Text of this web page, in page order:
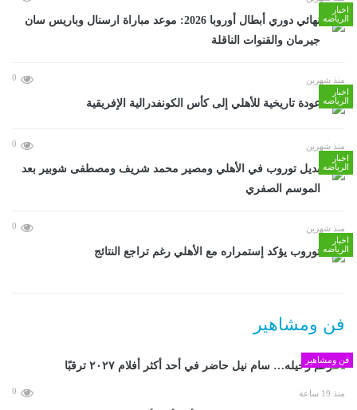
اخبار
الرياضه
نهائي دوري أبطال أوروبا 2026: موعد مباراة ارسنال وباريس سان
جيرمان والقنوات الناقلة
منذ شهرين
0
اخبار
الرياضه عودة تاريخية للأهلي إلى كأس الكونفدرالية الإفريقية
منذ شهرين
0
اخبار
الرياضه بديل توروب في الأهلي ومصير محمد شريف ومصطفى شوبير بعد
الموسم الصفري
منذ شهرين
0
اخبار
الرياضه توروب يؤكد إستمراره مع الأهلي رغم تراجع النتائج
فن ومشاهير
فن ومشاهير
منذ 19 ساعة 0